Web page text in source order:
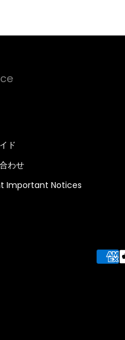
ド
わせ
Important Notices